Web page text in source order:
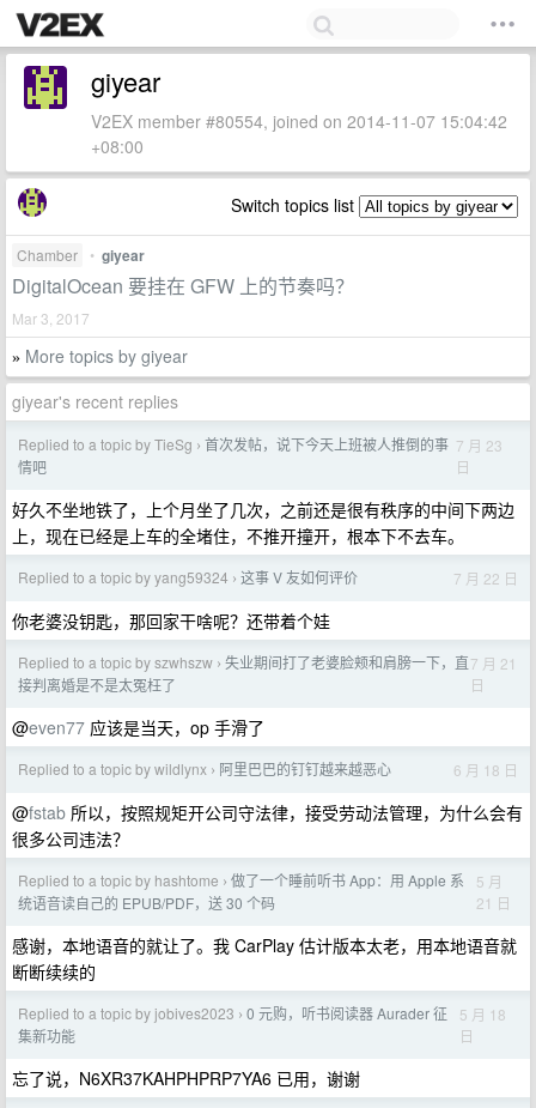
giyear
V2EX member #80554, joined on 2014-11-07 15:04:42
+08:00
Switch topics list
Chamber • giyear
DigitalOcean 要挂在 GFW 上的节奏吗？
Mar 3, 2017
» More topics by giyear
giyear's recent replies
Replied to a topic by TieSg › 首次发帖，说下今天上班被人推倒的事
情吧
7 月 23
日
好久不坐地铁了，上个月坐了几次，之前还是很有秩序的中间下两边
上，现在已经是上车的全堵住，不推开撞开，根本下不去车。
Replied to a topic by yang59324 › 这事 V 友如何评价 7 月 22 日
你老婆没钥匙，那回家干啥呢？还带着个娃
Replied to a topic by szwhszw › 失业期间打了老婆脸颊和肩膀一下，直
接判离婚是不是太冤枉了
7 月 21
日
@even77 应该是当天，op 手滑了
Replied to a topic by wildlynx › 阿里巴巴的钉钉越来越恶心 6 月 18 日
@fstab 所以，按照规矩开公司守法律，接受劳动法管理，为什么会有
很多公司违法？
Replied to a topic by hashtome › 做了一个睡前听书 App：用 Apple 系
统语音读自己的 EPUB/PDF，送 30 个码
5 月
21 日
感谢，本地语音的就让了。我 CarPlay 估计版本太老，用本地语音就
断断续续的
Replied to a topic by jobives2023 › 0 元购，听书阅读器 Aurader 征
集新功能
5 月 18
日
忘了说，N6XR37KAHPHPRP7YA6 已用，谢谢